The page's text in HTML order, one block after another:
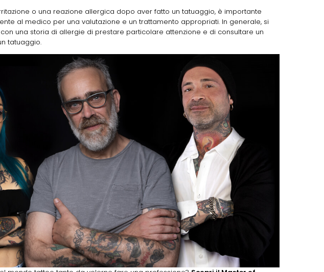
o una reazione allergica dopo aver fatto un tatuaggio, è importante
al medico per una valutazione e un trattamento appropriati. In generale, si
una storia di allergie di prestare particolare attenzione e di consultare un
tatuaggio.